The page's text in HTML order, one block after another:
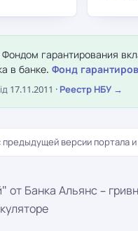
гарантирования
в банке. Фонд
17.11.2011 · Реестр НБУ →
версии портала
от Банка Альянс –